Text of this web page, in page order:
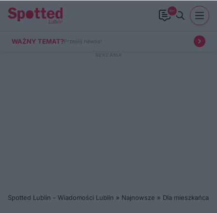
99+
WAŻNY TEMAT?Prześlij newsa!
Spotted Lublin - Wiadomości Lublin » Najnowsze » Dla mieszkańca